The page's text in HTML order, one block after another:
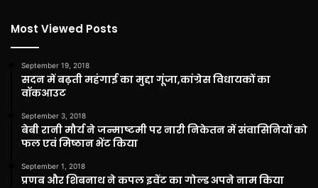
Most Viewed Posts
September 19, 2018
सदन में बढ़ती महंगाई का मुद्दा गूंजा,कांग्रेस विधायकों का
वॉकआउट
September 3, 2018
बेबी रानी मौर्य ने जन्माष्टमी पर नारी निकेतन में संवासिनियों को
फल एवं मिष्ठान भेंट किया
September 1, 2018
प्रणब और शिबनाथ ने कपल इवेंट का गोल्ड अपने नाम किया